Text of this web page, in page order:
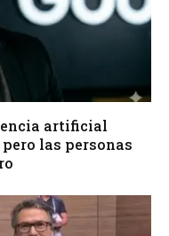
artificial
las personas